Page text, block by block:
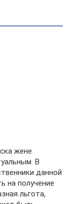
жене
В
данной
на получение
льгота,